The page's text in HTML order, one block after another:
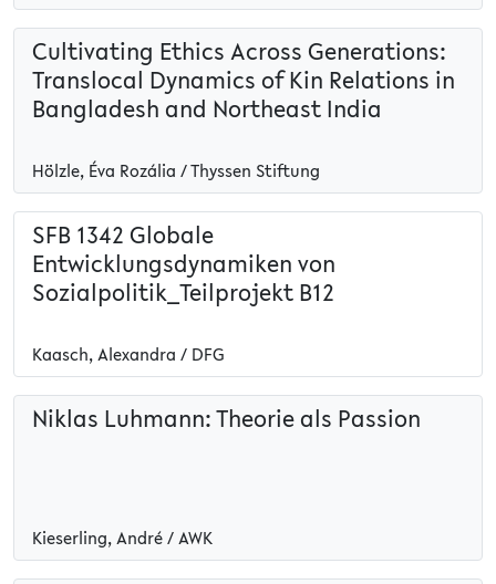
Cultivating Ethics Across Generations:
Translocal Dynamics of Kin Relations in
Bangladesh and Northeast India
Hölzle, Éva Rozália / Thyssen Stiftung
SFB 1342 Globale
Entwicklungsdynamiken von
Sozialpolitik_Teilprojekt B12
Kaasch, Alexandra / DFG
Niklas Luhmann: Theorie als Passion
Kieserling, André / AWK